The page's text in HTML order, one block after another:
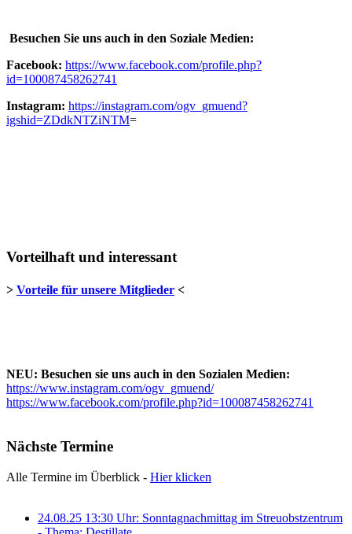
Besuchen Sie uns auch in den Soziale Medien:
Facebook: https://www.facebook.com/profile.php?
id=100087458262741
Instagram: https://instagram.com/ogv_gmuend?
igshid=ZDdkNTZiNTM=
Vorteilhaft und interessant
> Vorteile für unsere Mitglieder <
NEU: Besuchen sie uns auch in den Sozialen Medien:
https://www.instagram.com/ogv_gmuend/
https://www.facebook.com/profile.php?id=100087458262741
Nächste Termine
Alle Termine im Überblick - Hier klicken
24.08.25 13:30 Uhr: Sonntagnachmittag im Streuobstzentrum